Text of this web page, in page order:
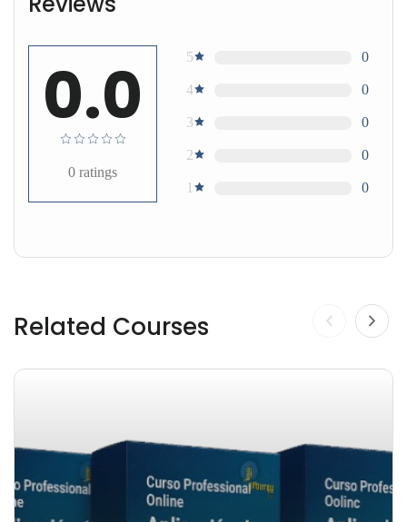
0.0
0 ratings
5 0
4 0
3 0
2 0
1 0
Related Courses